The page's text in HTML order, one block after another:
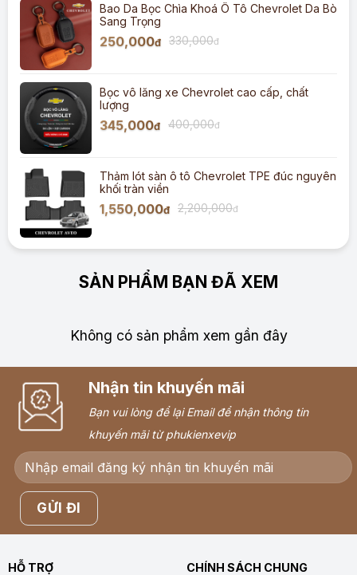
Bao Da Bọc Chìa Khoá Ô Tô Chevrolet Da Bò
Sang Trọng
250,000đ 330,000đ
Bọc vô lăng xe Chevrolet cao cấp, chất
lượng
345,000đ 400,000đ
Thảm lót sàn ô tô Chevrolet TPE đúc nguyên
khối tràn viền
1,550,000đ 2,200,000đ
SẢN PHẨM BẠN ĐÃ XEM
Không có sản phẩm xem gần đây
Nhận tin khuyến mãi
Bạn vui lòng để lại Email để nhận thông tin
khuyến mãi từ phukienxevip
HỖ TRỢ
CHÍNH SÁCH CHUNG